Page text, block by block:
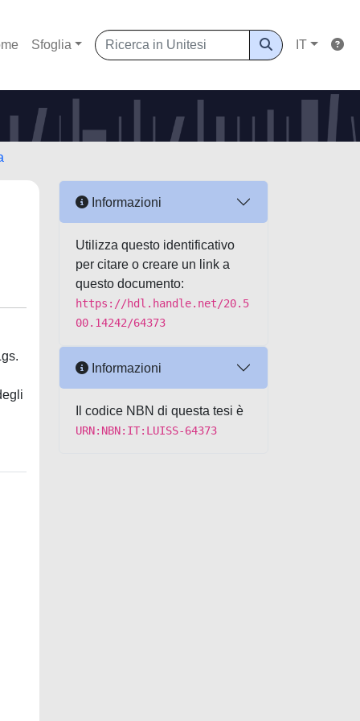
Sfoglia IT
Informazioni
Utilizza questo identificativo
per citare o creare un link a
questo documento:
https://hdl.handle.net/20.5
00.14242/64373
Informazioni
Il codice NBN di questa tesi è
URN:NBN:IT:LUISS-64373